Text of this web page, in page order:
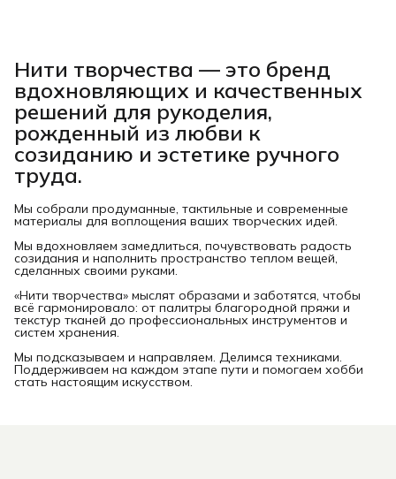
Нити творчества — это бренд
вдохновляющих и качественных
решений для рукоделия,
рожденный из любви к
созиданию и эстетике ручного
труда.
Мы собрали продуманные, тактильные и современные
материалы для воплощения ваших творческих идей.
Мы вдохновляем замедлиться, почувствовать радость
созидания и наполнить пространство теплом вещей,
сделанных своими руками.
«Нити творчества» мыслят образами и заботятся, чтобы
всё гармонировало: от палитры благородной пряжи и
текстур тканей до профессиональных инструментов и
систем хранения.
Мы подсказываем и направляем. Делимся техниками.
Поддерживаем на каждом этапе пути и помогаем хобби
стать настоящим искусством.